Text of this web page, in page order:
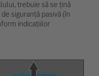
trebuie să se țină
siguranță pasivă (în
indicațiilor